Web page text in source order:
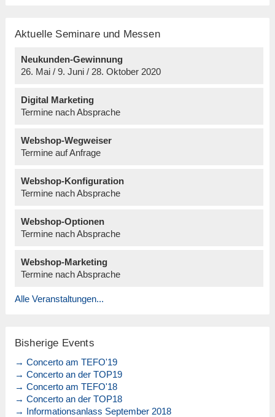
Aktuelle Seminare und Messen
Neukunden-Gewinnung
26. Mai / 9. Juni / 28. Oktober 2020
Digital Marketing
Termine nach Absprache
Webshop-Wegweiser
Termine auf Anfrage
Webshop-Konfiguration
Termine nach Absprache
Webshop-Optionen
Termine nach Absprache
Webshop-Marketing
Termine nach Absprache
Alle Veranstaltungen...
Bisherige Events
→ Concerto am TEFO'19
→ Concerto an der TOP19
→ Concerto am TEFO'18
→ Concerto an der TOP18
→ Informationsanlass September 2018